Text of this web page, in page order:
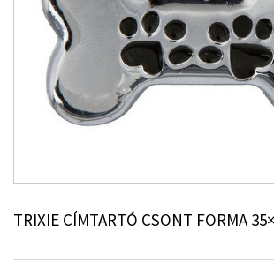
TRIXIE CÍMTARTÓ CSONT FORMA